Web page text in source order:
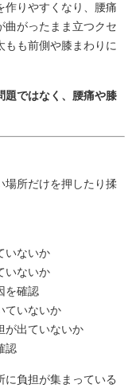
作りやすくなり、腰痛
曲がったまま立つクセ
も前側や膝まわりに
題ではなく、腰痛や膝
場所だけを押したり揉
いないか
いないか
を確認
ていないか
が出ていないか
認
に負担が集まっている